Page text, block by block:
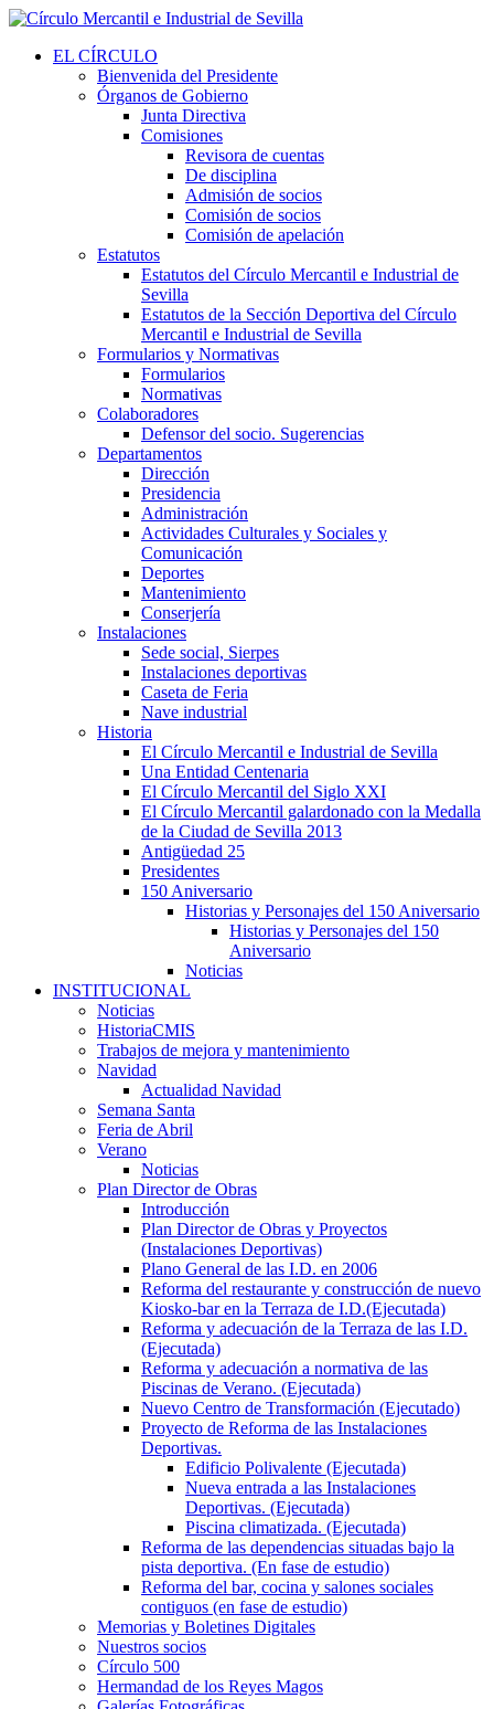
EL CÍRCULO
Bienvenida del Presidente
Órganos de Gobierno
Junta Directiva
Comisiones
Revisora de cuentas
De disciplina
Admisión de socios
Comisión de socios
Comisión de apelación
Estatutos
Estatutos del Círculo Mercantil e Industrial de
Sevilla
Estatutos de la Sección Deportiva del Círculo
Mercantil e Industrial de Sevilla
Formularios y Normativas
Formularios
Normativas
Colaboradores
Defensor del socio. Sugerencias
Departamentos
Dirección
Presidencia
Administración
Actividades Culturales y Sociales y
Comunicación
Deportes
Mantenimiento
Conserjería
Instalaciones
Sede social, Sierpes
Instalaciones deportivas
Caseta de Feria
Nave industrial
Historia
El Círculo Mercantil e Industrial de Sevilla
Una Entidad Centenaria
El Círculo Mercantil del Siglo XXI
El Círculo Mercantil galardonado con la Medalla
de la Ciudad de Sevilla 2013
Antigüedad 25
Presidentes
150 Aniversario
Historias y Personajes del 150 Aniversario
Historias y Personajes del 150
Aniversario
Noticias
INSTITUCIONAL
Noticias
HistoriaCMIS
Trabajos de mejora y mantenimiento
Navidad
Actualidad Navidad
Semana Santa
Feria de Abril
Verano
Noticias
Plan Director de Obras
Introducción
Plan Director de Obras y Proyectos
(Instalaciones Deportivas)
Plano General de las I.D. en 2006
Reforma del restaurante y construcción de nuevo
Kiosko-bar en la Terraza de I.D.(Ejecutada)
Reforma y adecuación de la Terraza de las I.D.
(Ejecutada)
Reforma y adecuación a normativa de las
Piscinas de Verano. (Ejecutada)
Nuevo Centro de Transformación (Ejecutado)
Proyecto de Reforma de las Instalaciones
Deportivas.
Edificio Polivalente (Ejecutada)
Nueva entrada a las Instalaciones
Deportivas. (Ejecutada)
Piscina climatizada. (Ejecutada)
Reforma de las dependencias situadas bajo la
pista deportiva. (En fase de estudio)
Reforma del bar, cocina y salones sociales
contiguos (en fase de estudio)
Memorias y Boletines Digitales
Nuestros socios
Círculo 500
Hermandad de los Reyes Magos